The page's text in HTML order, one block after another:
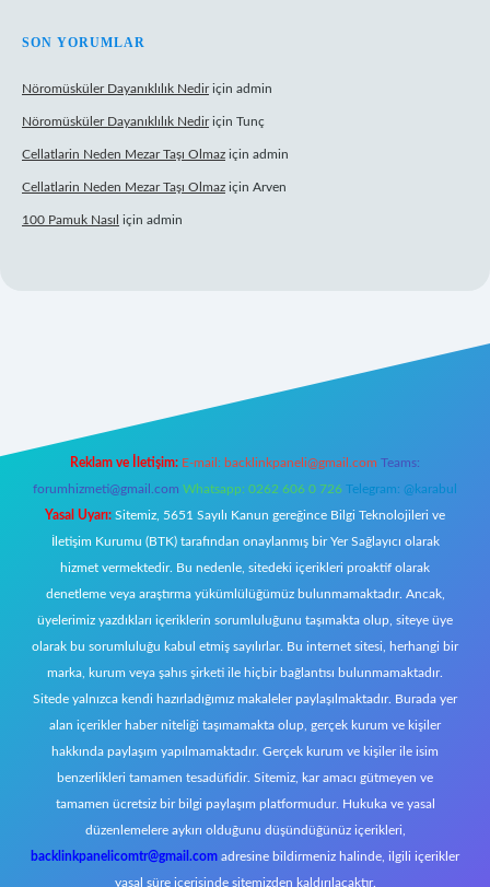
SON YORUMLAR
Nöromüsküler Dayanıklılık Nediriçin admin
Nöromüsküler Dayanıklılık Nediriçin Tunç
Cellatlarin Neden Mezar Taşı Olmaz için admin
Cellatlarin Neden Mezar Taşı Olmaz için Arven
100 Pamuk Nasıl için admin
Reklam ve İletişim: E-mail: backlinkpaneli@gmail.com Teams:
forumhizmeti@gmail.com Whatsapp: 0262 606 0 726 Telegram: @karabul
Yasal Uyarı: Sitemiz, 5651 Sayılı Kanun gereğince Bilgi Teknolojileri ve
İletişim Kurumu (BTK) tarafından onaylanmış bir Yer Sağlayıcı olarak
hizmet vermektedir. Bu nedenle, sitedeki içerikleri proaktif olarak
denetleme veya araştırma yükümlülüğümüz bulunmamaktadır. Ancak,
üyelerimiz yazdıkları içeriklerin sorumluluğunu taşımakta olup, siteye üye
olarak bu sorumluluğu kabul etmiş sayılırlar. Bu internet sitesi, herhangi bir
marka, kurum veya şahıs şirketi ile hiçbir bağlantısı bulunmamaktadır.
Sitede yalnızca kendi hazırladığımız makaleler paylaşılmaktadır. Burada yer
alan içerikler haber niteliği taşımamakta olup, gerçek kurum ve kişiler
hakkında paylaşım yapılmamaktadır. Gerçek kurum ve kişiler ile isim
benzerlikleri tamamen tesadüfidir. Sitemiz, kar amacı gütmeyen ve
tamamen ücretsiz bir bilgi paylaşım platformudur. Hukuka ve yasal
düzenlemelere aykırı olduğunu düşündüğünüz içerikleri,
backlinkpanelicomtr@gmail.com adresine bildirmeniz halinde, ilgili içerikler
yasal süre içerisinde sitemizden kaldırılacaktır.